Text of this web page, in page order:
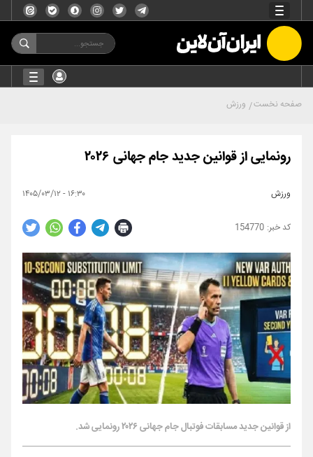
صفحه نخست ورزش
رونمایی از قوانین جدید جام جهانی ۲۰۲۶
ورزش ۱۶:۳۰ - ۱۴۰۵/۰۳/۱۲
154770
از قوانین جدید مسابقات فوتبال جام جهانی ۲۰۲۶ رونمایی شد.